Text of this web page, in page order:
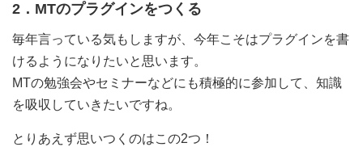
2．MTのプラグインをつくる
毎年言っている気もしますが、今年こそはプラグインを書
けるようになりたいと思います。
MTの勉強会やセミナーなどにも積極的に参加して、知識
を吸収していきたいですね。
とりあえず思いつくのはこの2つ！